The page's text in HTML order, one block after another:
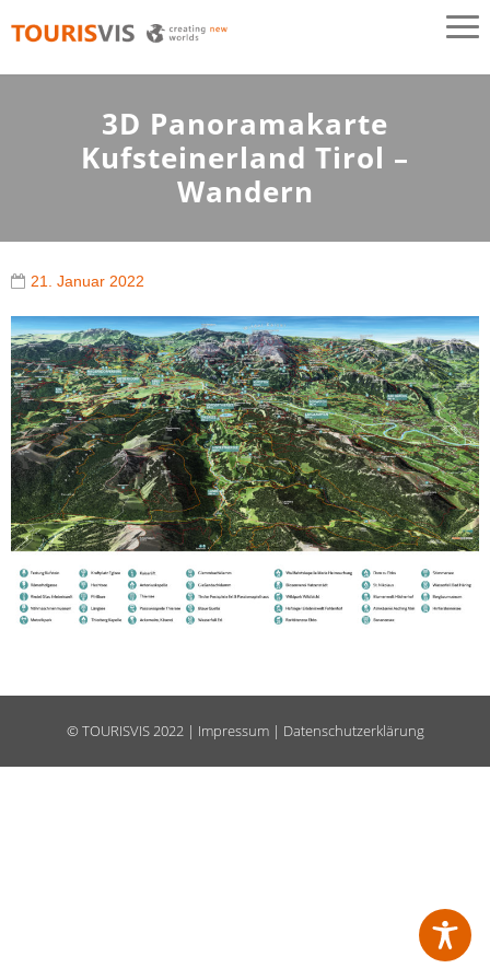
TOURISVIS
3D Panoramakarten aus Österreich
3D Panoramakarte
Kufsteinerland Tirol –
Wandern
21. Januar 2022
©TOURISVIS2022 | Impressum| Datenschutzerklärung